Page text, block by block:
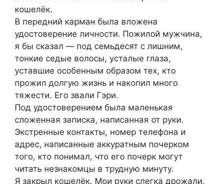
кошелёк.
В передний карман была вложена
удостоверение личности. Пожилой мужчина,
я бы сказал — под семьдесят с лишним,
тонкие седые волосы, усталые глаза,
уставшие особенным образом тех, кто
прожил долгую жизнь и накопил много
тяжести. Его звали Гэри.
Под удостоверением была маленькая
сложенная записка, написанная от руки.
Экстренные контакты, номер телефона и
адрес, написанные аккуратным почерком
того, кто понимал, что его почерк могут
читать незнакомцы в трудную минуту.
Я закрыл кошелёк. Мои руки слегка дрожали.